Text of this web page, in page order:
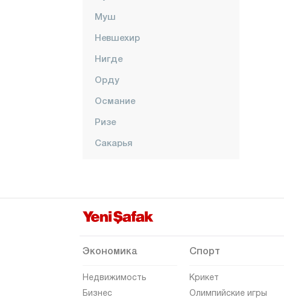
Муш
Невшехир
Нигде
Орду
Османие
Ризе
Сакарья
Синоп
Шырнак
Текирдаг
Экономика
Недвижимость
Бизнес
Спорт
Крикет
Олимпийские игры